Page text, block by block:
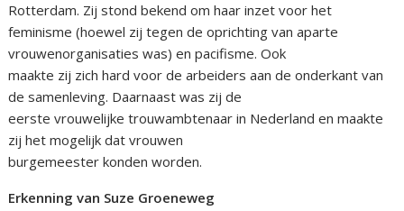
Rotterdam. Zij stond bekend om haar inzet voor het
feminisme (hoewel zij tegen de oprichting van aparte
vrouwenorganisaties was) en pacifisme. Ook
maakte zij zich hard voor de arbeiders aan de onderkant van
de samenleving. Daarnaast was zij de
eerste vrouwelijke trouwambtenaar in Nederland en maakte
zij het mogelijk dat vrouwen
burgemeester konden worden.
Erkenning van Suze Groeneweg